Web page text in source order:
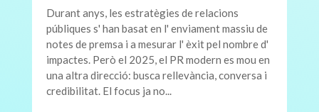
Durant anys, les estratègies de relacions
públiques s' han basat en l' enviament massiu de
notes de premsa i a mesurar l' èxit pel nombre d'
impactes. Però el 2025, el PR modern es mou en
una altra direcció: busca rellevància, conversa i
credibilitat. El focus ja no...